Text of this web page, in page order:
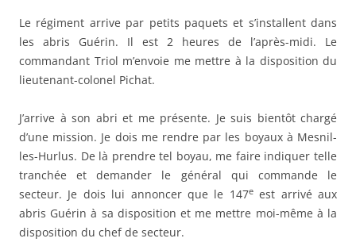
Le régiment arrive par petits paquets et s’installent dans
les abris Guérin. Il est 2 heures de l’après-midi. Le
commandant Triol m’envoie me mettre à la disposition du
lieutenant-colonel Pichat.
J’arrive à son abri et me présente. Je suis bientôt chargé
d’une mission. Je dois me rendre par les boyaux à Mesnil-
les-Hurlus. De là prendre tel boyau, me faire indiquer telle
tranchée et demander le général qui commande le
secteur. Je dois lui annoncer que le 147eest arrivé aux
abris Guérin à sa disposition et me mettre moi-même à la
disposition du chef de secteur.